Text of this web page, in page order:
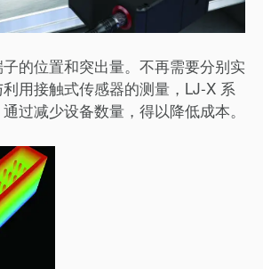
的位置和突出量。不再需要分别实
用接触式传感器的测量，LJ-X 系
过减少设备数量，得以降低成本。